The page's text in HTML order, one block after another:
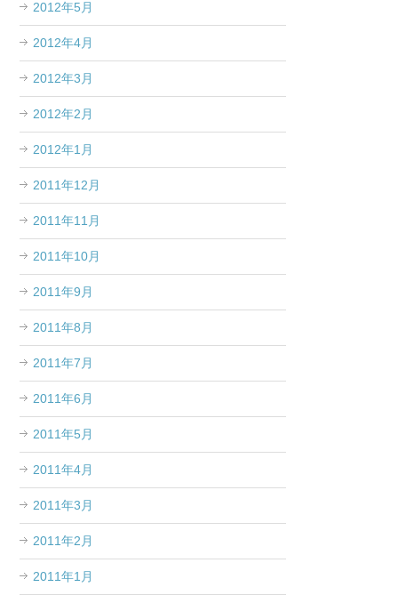
2012年5月
2012年4月
2012年3月
2012年2月
2012年1月
2011年12月
2011年11月
2011年10月
2011年9月
2011年8月
2011年7月
2011年6月
2011年5月
2011年4月
2011年3月
2011年2月
2011年1月